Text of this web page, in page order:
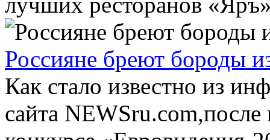
Россияне бреют бороды
Как стало известно из
сайта